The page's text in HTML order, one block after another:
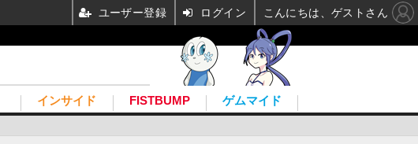
インサイド FISTBUMP ゲムマイド
ユーザー登録 ログイン こんにちは、ゲストさん